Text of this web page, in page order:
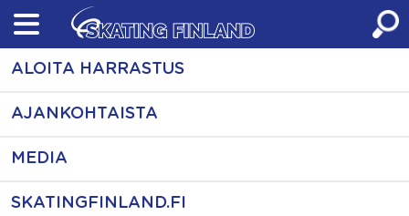
Skip
content
ALOITA HARRASTUS
AJANKOHTAISTA
MEDIA
SKATINGFINLAND.FI